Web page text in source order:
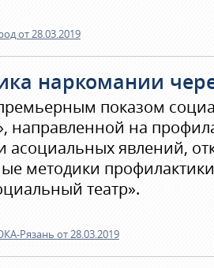
от 28.03.2019
наркомании
показом
направленной на
асоциальных явлений,
методики
театр».
Рязань от 28.03.2019